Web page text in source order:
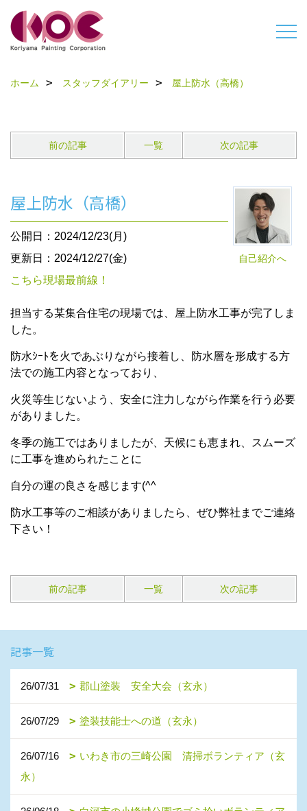
ホーム スタッフダイアリー 屋上防水（高橋）
前の記事 一覧 次の記事
自己紹介へ
屋上防水（高橋）
公開日：2024/12/23(月)
更新日：2024/12/27(金)
こちら現場最前線！
担当する某集合住宅の現場では、屋上防水工事が完了しま
した。
防水ｼｰﾄを火であぶりながら接着し、防水層を形成する方
法での施工内容となっており、
火災等生じないよう、安全に注力しながら作業を行う必要
がありました。
冬季の施工ではありましたが、天候にも恵まれ、スムーズ
に工事を進められたことに
自分の運の良さを感じます(^^
防水工事等のご相談がありましたら、ぜひ弊社までご連絡
下さい！
前の記事 一覧 次の記事
記事一覧
26/07/31 郡山塗装 安全大会（玄永）
26/07/29 塗装技能士への道（玄永）
26/07/16
いわき市の三崎公園 清掃ボランティア（玄
永）